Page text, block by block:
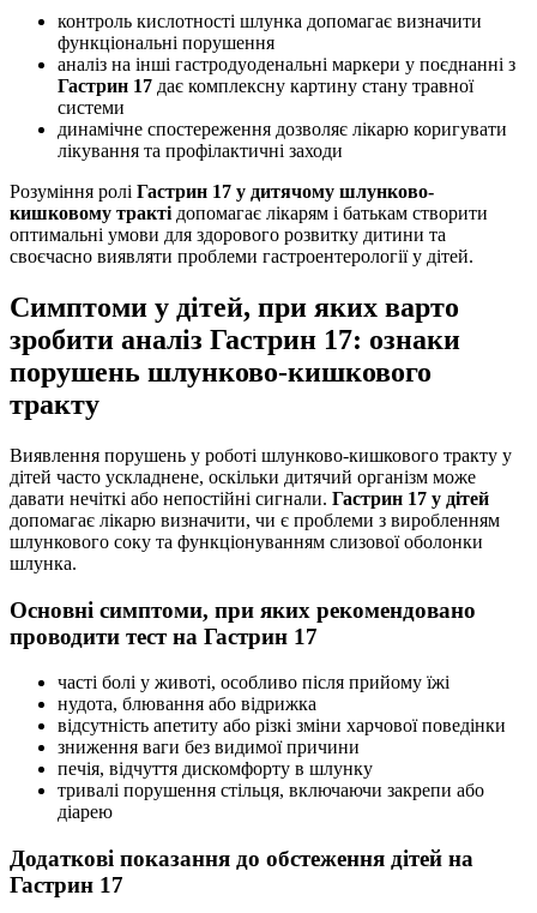
контроль кислотності шлунка допомагає визначити
функціональні порушення
аналіз на інші гастродуоденальні маркери у поєднанні з
Гастрин 17 дає комплексну картину стану травної
системи
динамічне спостереження дозволяє лікарю коригувати
лікування та профілактичні заходи
Розуміння ролі Гастрин 17 у дитячому шлунково-
кишковому тракті допомагає лікарям і батькам створити
оптимальні умови для здорового розвитку дитини та
своєчасно виявляти проблеми гастроентерології у дітей.
Симптоми у дітей, при яких варто
зробити аналіз Гастрин 17: ознаки
порушень шлунково-кишкового
тракту
Виявлення порушень у роботі шлунково-кишкового тракту у
дітей часто ускладнене, оскільки дитячий організм може
давати нечіткі або непостійні сигнали. Гастрин 17 у дітей
допомагає лікарю визначити, чи є проблеми з виробленням
шлункового соку та функціонуванням слизової оболонки
шлунка.
Основні симптоми, при яких рекомендовано
проводити тест на Гастрин 17
часті болі у животі, особливо після прийому їжі
нудота, блювання або відрижка
відсутність апетиту або різкі зміни харчової поведінки
зниження ваги без видимої причини
печія, відчуття дискомфорту в шлунку
тривалі порушення стільця, включаючи закрепи або
діарею
Додаткові показання до обстеження дітей на
Гастрин 17